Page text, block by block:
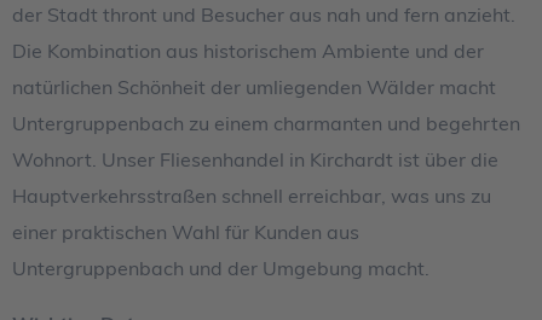
der Stadt thront und Besucher aus nah und fern anzieht.
Die Kombination aus historischem Ambiente und der
natürlichen Schönheit der umliegenden Wälder macht
Untergruppenbach zu einem charmanten und begehrten
Wohnort. Unser Fliesenhandel in Kirchardt ist über die
Hauptverkehrsstraßen schnell erreichbar, was uns zu
einer praktischen Wahl für Kunden aus
Untergruppenbach und der Umgebung macht.